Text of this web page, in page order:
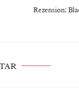
Rezension: